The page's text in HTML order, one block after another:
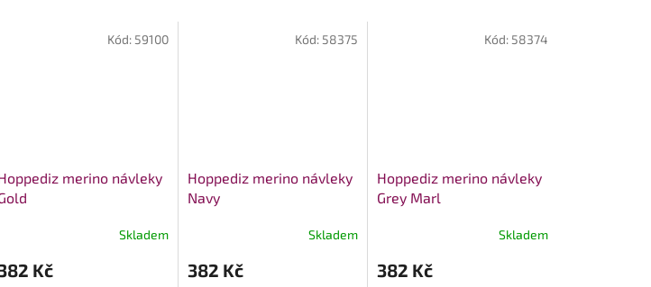
merino návleky
Skladem
Kč
Kód: 59100
Hoppediz merino návleky
Navy
Skladem
382 Kč
Kód: 58375
Hoppediz merino návleky
Grey Marl
Skladem
382 Kč
Kód: 58374